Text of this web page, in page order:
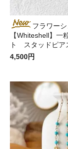
フラワー
【Whiteshell】一
ト スタッドピア
4,500円